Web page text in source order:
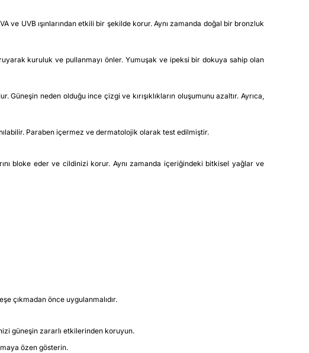
UVB ışınlarından etkili bir şekilde korur. Aynı zamanda doğal bir bronzluk
kuruluk ve pullanmayı önler. Yumuşak ve ipeksi bir dokuya sahip olan
neden olduğu ince çizgi ve kırışıklıkların oluşumunu azaltır. Ayrıca,
Paraben içermez ve dermatolojik olarak test edilmiştir.
bloke eder ve cildinizi korur. Aynı zamanda içeriğindeki bitkisel yağlar ve
çıkmadan önce uygulanmalıdır.
güneşin zararlı etkilerinden koruyun.
özen gösterin.